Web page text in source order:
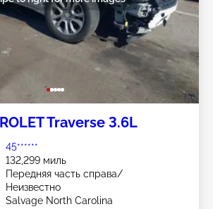
Traverse 3.6L
45******
132,299 миль
Передняя часть справа/
Неизвестно
Salvage North Carolina